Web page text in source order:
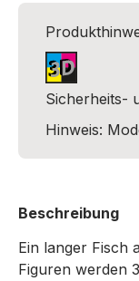
Sicherheits-
Hinweis:
Beschreibung
Ein langer Fisch
Figuren werden